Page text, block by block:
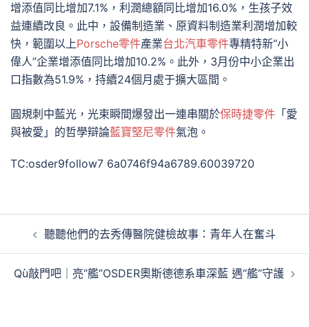
增添值同比增加7.1%，利潤總額同比增加16.0%，生孩子效
益連續改良。此中，設備制造業、原資料制造業利潤增加較
快，範圍以上Porsche零件產業台北汽車零件專精特新“小
偉人”企業增添值同比增加10.2%。此外，3月份中小企業出
口指數為51.9%，持續24個月處于擴大區間。
圓規刺中藍光，光束瞬間爆發出一連串關於保時捷零件 「愛
與被愛」的哲學辯論藍寶堅尼零件氣泡。
TC:osder9follow7 6a0746f94a6789.60039720
覽
聽聽他們的去秀傳醫院健檢故事：青年人在奮斗
Qù敲門吧｜亮“艦”OSDER奧斯德德系車深藍 遇“艦”守護